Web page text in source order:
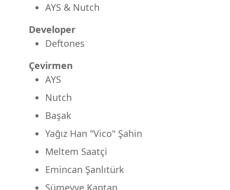
AYS & Nutch
Developer
Deftones
Çevirmen
AYS
Nutch
Başak
Yağız Han "Vico" Şahin
Meltem Saatçi
Emincan Şanlıtürk
Sümeyye Kaptan